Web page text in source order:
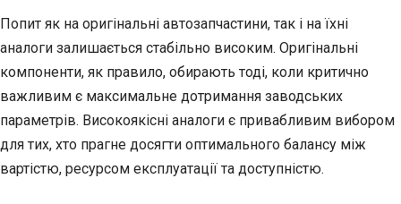
Попит як на оригінальні автозапчастини, так і на їхні
аналоги залишається стабільно високим. Оригінальні
компоненти, як правило, обирають тоді, коли критично
важливим є максимальне дотримання заводських
параметрів. Високоякісні аналоги є привабливим вибором
для тих, хто прагне досягти оптимального балансу між
вартістю, ресурсом експлуатації та доступністю.